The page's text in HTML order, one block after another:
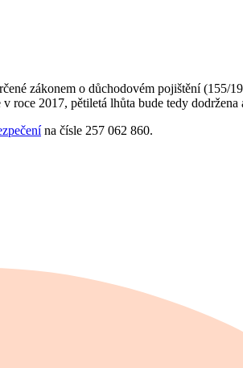
zákonem o důchodovém pojištění (155/
2017, pětiletá lhůta bude tedy
na čísle 257 062 860.